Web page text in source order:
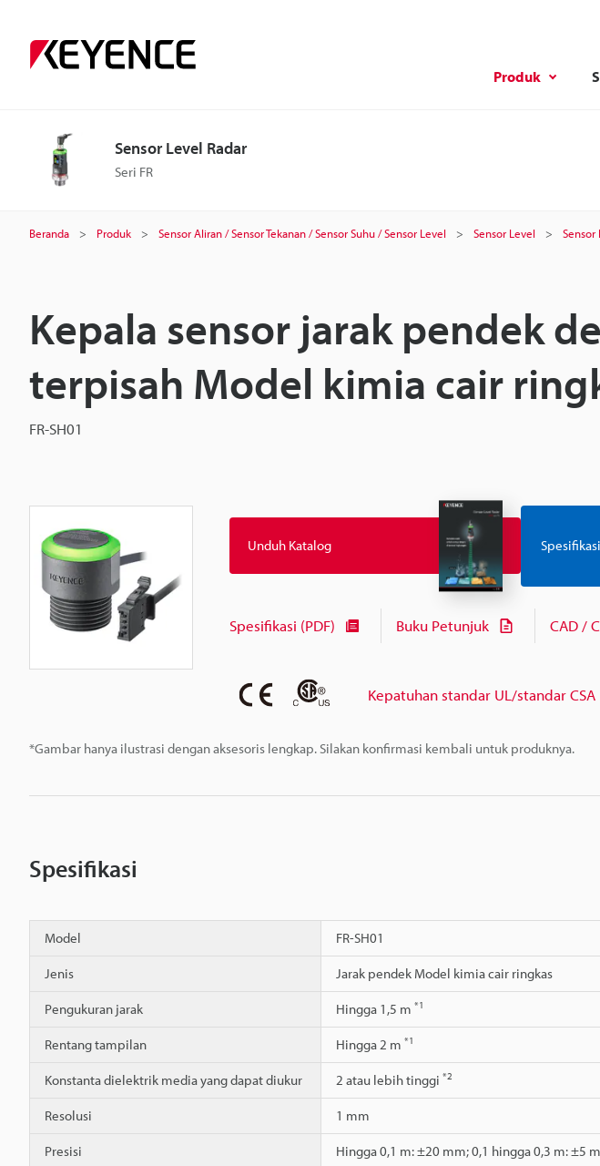
Produk
Sensor Level Radar
Seri FR
Beranda Produk Sensor Aliran / Sensor Tekanan / Sensor Suhu / Sensor Level Sensor Level Sensor
Kepala sensor jarak pendek
terpisah Model kimia cair
FR-SH01
*Gambar hanya ilustrasi dengan aksesoris lengkap. Silakan konfirmasi kembali untuk produknya.
Unduh Katalog
Spesifikasi (PDF) Buku Petunjuk CAD /
Kepatuhan standar UL/standar CSA
Spesifikasi
Model FR-SH01
Jenis Jarak pendek Model kimia cair ringkas
Pengukuran jarak Hingga 1,5 m *1
Rentang tampilan Hingga 2 m *1
Konstanta dielektrik media yang dapat diukur 2 atau lebih tinggi *2
Resolusi 1 mm
Presisi Hingga 0,1 m: ±20 mm; 0,1 hingga 0,3 m: ±5